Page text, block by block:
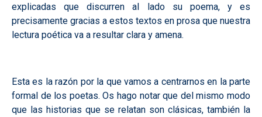
explicadas que discurren al lado su poema, y es
precisamente gracias a estos textos en prosa que nuestra
lectura poética va a resultar clara y amena.
Esta es la razón por la que vamos a centrarnos en la parte
formal de los poetas. Os hago notar que del mismo modo
que las historias que se relatan son clásicas, también la